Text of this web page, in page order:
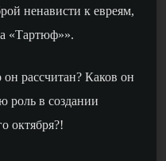
ненависти к евреям,
«Тартюф»».
рассчитан? Каков он
роль в создании
октября?!